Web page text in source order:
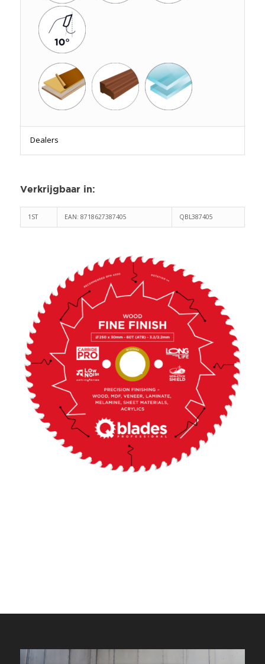
Dealers
Verkrijgbaar in:
1ST EAN: 8718627387405 QBL387405